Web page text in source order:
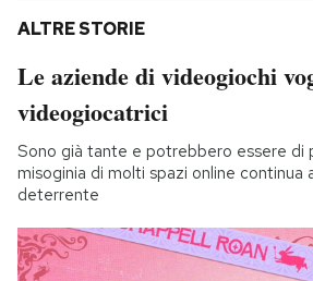
ALTRE STORIE
Le aziende di videogiochi
videogiocatrici
Sono già tante e potrebbero essere di
misoginia di molti spazi online continua
deterrente